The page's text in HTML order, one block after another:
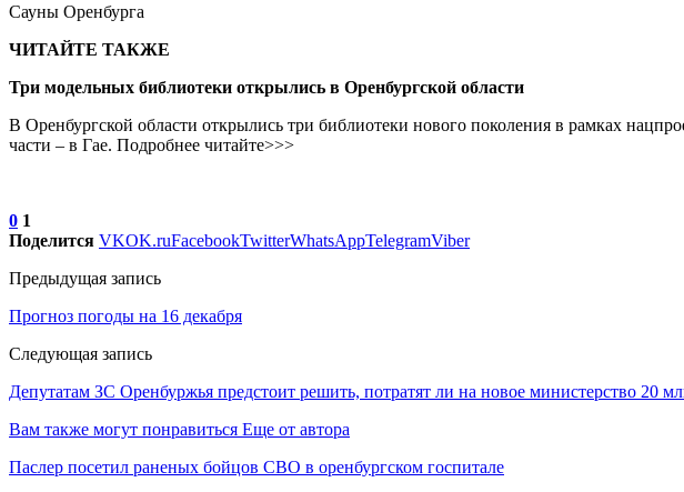
Сауны Оренбурга
ЧИТАЙТЕ ТАКЖЕ
Три модельных библиотеки открылись в Оренбургской области
В Оренбургской области открылись три библиотеки нового поколения в рамках
части – в Гае. Подробнее читайте>>>
0 1
Поделится VKOK.ruFacebookTwitterWhatsAppTelegramViber
Предыдущая запись
Прогноз погоды на 16 декабря
Следующая запись
Депутатам ЗС Оренбуржья предстоит решить, потратят ли на новое министерство 20
Вам также могут понравиться Еще от автора
Паслер посетил раненых бойцов СВО в оренбургском госпитале